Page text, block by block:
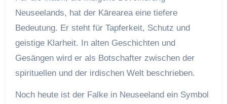
Neuseelands, hat der Kārearea eine tiefere
Bedeutung. Er steht für Tapferkeit, Schutz und
geistige Klarheit. In alten Geschichten und
Gesängen wird er als Botschafter zwischen der
spirituellen und der irdischen Welt beschrieben.
Noch heute ist der Falke in Neuseeland ein Symbol